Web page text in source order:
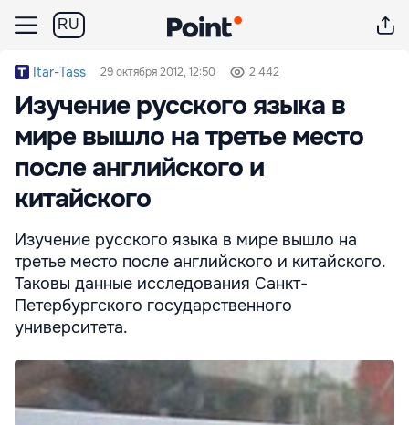
RU
Itar-Tass 29 октября 2012, 12:50 2 442
Изучение русского языка в
мире вышло на третье место
после английского и
китайского
Изучение русского языка в мире вышло на
третье место после английского и китайского.
Таковы данные исследования Санкт-
Петербургского государственного
университета.